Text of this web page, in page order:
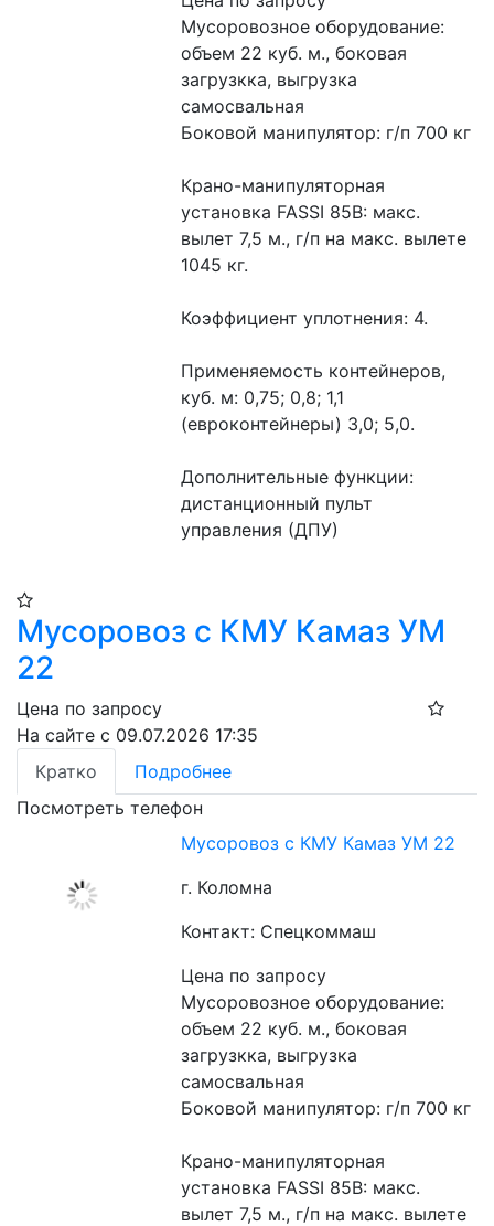
Мусоровозное оборудование:
объем 22 куб. м., боковая
загрузкка, выгрузка
самосвальная
Боковой манипулятор: г/п 700 кг
Крано-манипуляторная
установка FASSI 85B: макс.
вылет 7,5 м., г/п на макс. вылете
1045 кг.
Коэффициент уплотнения: 4.
Применяемость контейнеров,
куб. м: 0,75; 0,8; 1,1
(евроконтейнеры) 3,0; 5,0.
Дополнительные функции:
дистанционный пульт
управления (ДПУ)
Мусоровоз с КМУ Камаз УМ
22
Цена по запросу
На сайте с 09.07.2026 17:35
Кратко
Подробнее
Посмотреть телефон
Мусоровоз с КМУ Камаз УМ 22
г. Коломна
Контакт: Спецкоммаш
Цена по запросу
Мусоровозное оборудование:
объем 22 куб. м., боковая
загрузкка, выгрузка
самосвальная
Боковой манипулятор: г/п 700 кг
Крано-манипуляторная
установка FASSI 85B: макс.
вылет 7,5 м., г/п на макс. вылете